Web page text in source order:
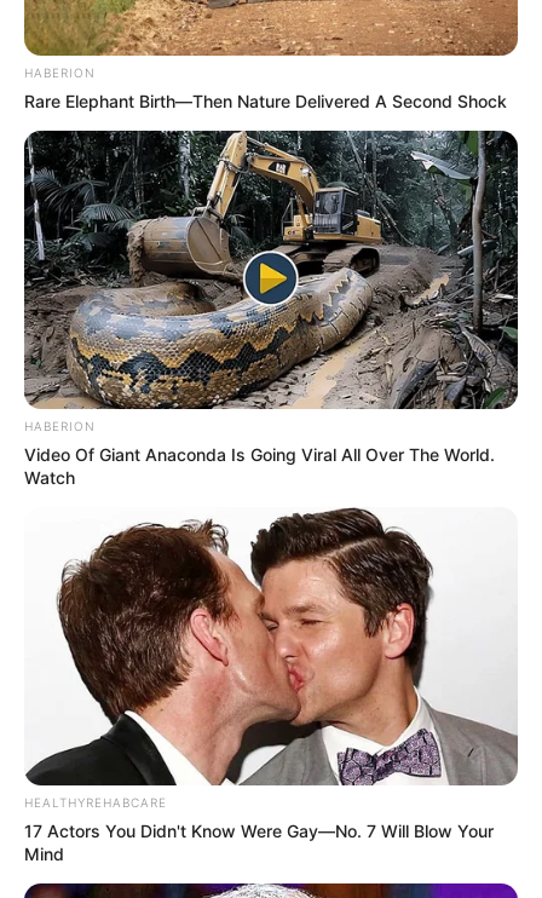
Facebook
Twitter
Pinterest
Share
29/07/2015
Recomendados para você
Quadro Para o Dia das Mães
– Faça Você Mesmo
Formato de Coelhinho de
HABERION
Rare Elephant Birth—Then Nature Delivered A Second Shock
HABERION
Video Of Giant Anaconda Is Going Viral All Over The World.
Watch
HEALTHYREHABCARE
17 Actors You Didn't Know Were Gay—No. 7 Will Blow Your
Mind